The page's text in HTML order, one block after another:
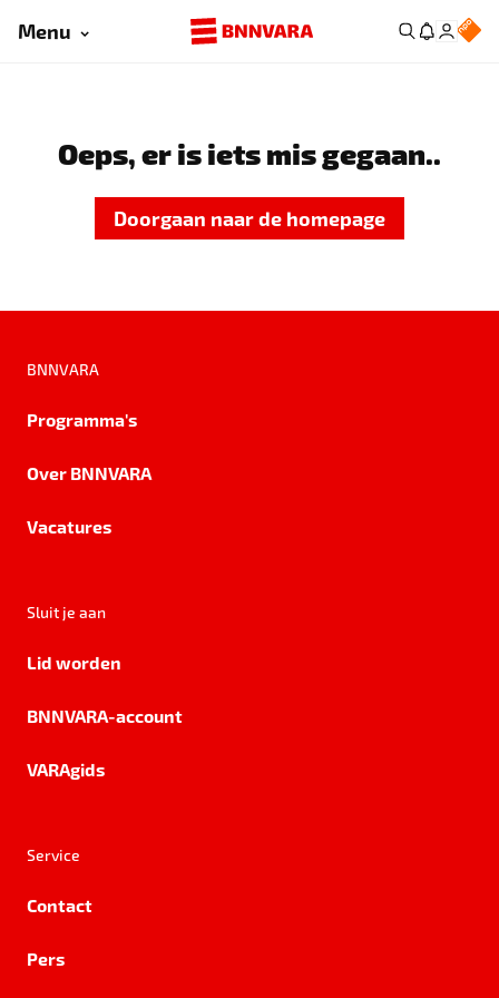
Menu
Oeps, er is iets mis gegaan..
Doorgaan naar de homepage
BNNVARA
Programma's
Over BNNVARA
Vacatures
Sluit je aan
Lid worden
BNNVARA-account
VARAgids
Service
Contact
Pers